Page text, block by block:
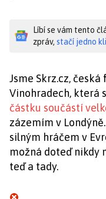
Líbí se vám tento
zpráv, stačí jedno
Jsme Skrz.cz,
Vinohradech, která
částku součástí
zázemím v
silným hráčem v
možná doteď nikdy
teď a tady.